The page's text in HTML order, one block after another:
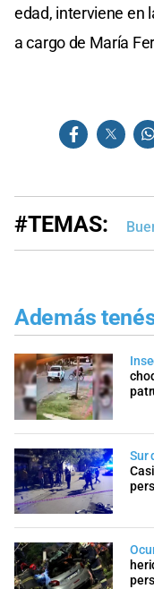
edad, interviene en
a cargo de María
#TEMAS:
Además
Sur